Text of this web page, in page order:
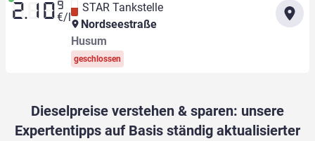
2.10 9
€/l
STAR Tankstelle
Nordseestraße
Husum
geschlossen
Dieselpreise verstehen & sparen: unsere
Expertentipps auf Basis ständig aktualisierter